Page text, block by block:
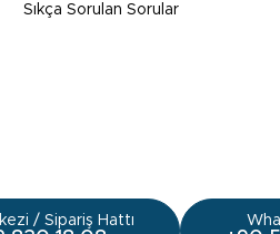
Sıkça Sorulan Sorular
/ Sipariş Hattı